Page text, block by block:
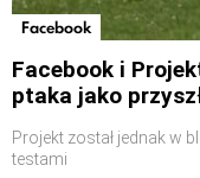
Facebook
Facebook i
ptaka jako
Projekt został jednak w
testami